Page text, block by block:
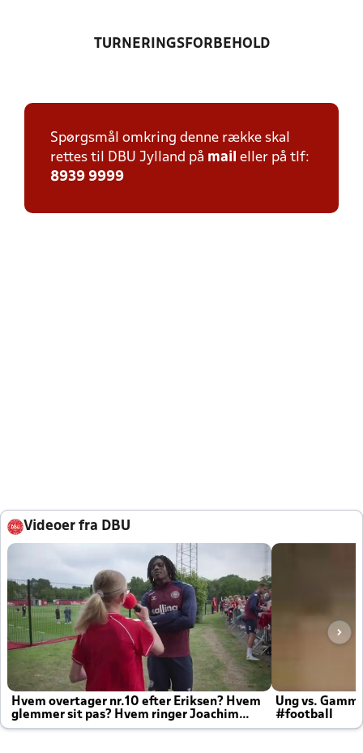
TURNERINGSFORBEHOLD
Spørgsmål omkring denne række skal
rettes til DBU Jylland på mail eller på tlf:
8939 9999
Videoer fra DBU
Hvem overtager nr.10 efter Eriksen? Hvem
glemmer sit pas? Hvem ringer Joachim
altid til efter kampe?
Ung vs.
#football